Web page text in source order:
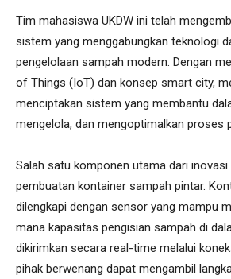
Tim mahasiswa UKDW ini telah
sistem yang menggabungkan teknologi
pengelolaan sampah modern. Dengan
of Things (IoT) dan konsep smart city,
menciptakan sistem yang membantu
mengelola, dan mengoptimalkan proses
Salah satu komponen utama dari inovasi
pembuatan kontainer sampah pintar.
dilengkapi dengan sensor yang mampu
mana kapasitas pengisian sampah di
dikirimkan secara real-time melalui
pihak berwenang dapat mengambil